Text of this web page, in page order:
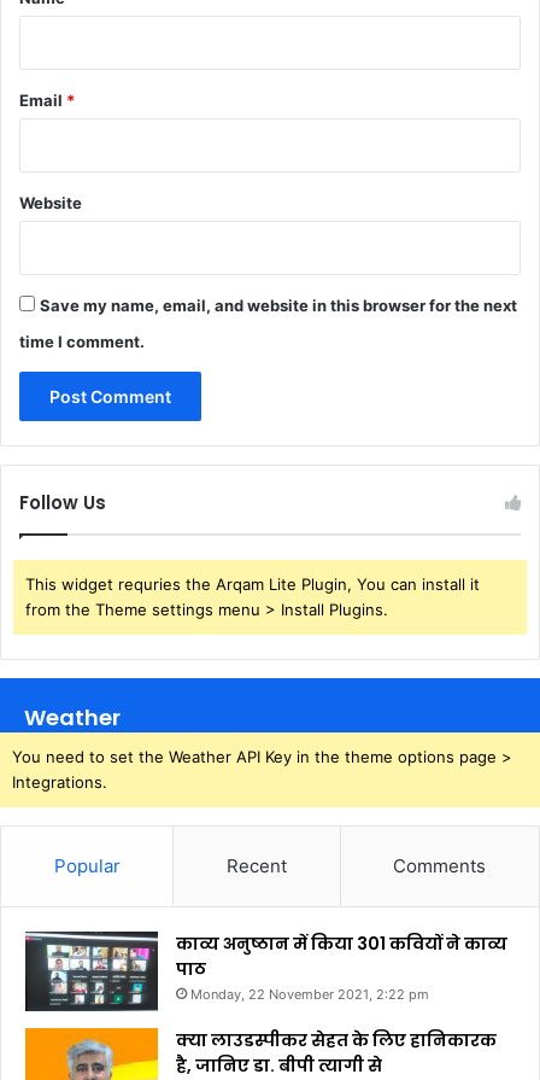
Email *
Website
Save my name, email, and website in this browser for the next
time I comment.
Follow Us
This widget requries the Arqam Lite Plugin, You can install it
from the Theme settings menu > Install Plugins.
Weather
You need to set the Weather API Key in the theme options page >
Integrations.
Popular Recent Comments
काव्य अनुष्ठान में किया 301 कवियों ने काव्य
पाठ
Monday, 22 November 2021, 2:22 pm
क्या लाउडस्पीकर सेहत के लिए हानिकारक
है, जानिए डा. बीपी त्यागी से